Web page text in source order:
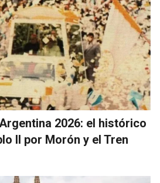
2026: el histórico
II por Morón y el Tren